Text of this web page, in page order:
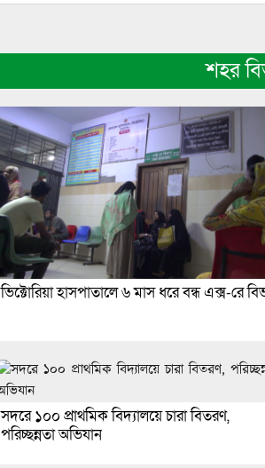
শহর
ভিক্টোরিয়া হাসপাতালে ৬ মাস ধরে বন্ধ এক্স-রে
সদরে ১০০ প্রাথমিক বিদ্যালয়ে চারা বিতরণ,
পরিচ্ছন্নতা অভিযান